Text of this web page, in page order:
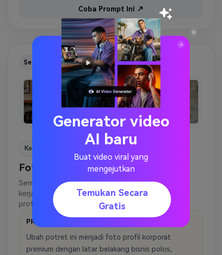
Coba Prompt Ini ↗
Sebelum Sesudah
Korporat
Foto Profil Korporat Formal
Sempurna untuk eksekutif, konsultan, dan pencari
kerja yang memerlukan latar belakang gaya bisnis
profesional.
PROMPT
Ubah potret ini menjadi foto profil korporat
premium dengan latar belakang bisnis polos,
Generator video
AI baru
Buat video viral yang
mengejutkan
Temukan Secara
Gratis